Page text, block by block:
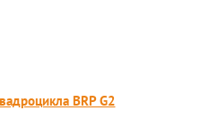
BRP G2